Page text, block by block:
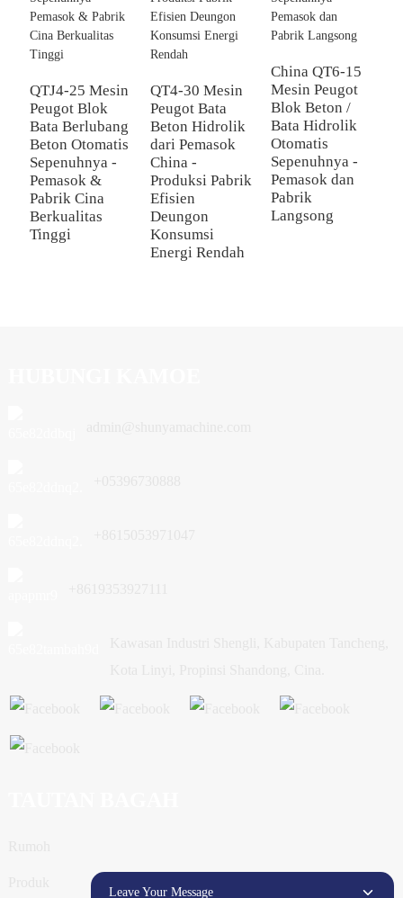
QTJ4-25 Mesin
Peugot Blok
Bata Berlubang
Beton Otomatis
Sepenuhnya -
Pemasok &
Pabrik Cina
Berkualitas
Tinggi
QT4-30 Mesin
Peugot Bata
Beton Hidrolik
dari Pemasok
China -
Produksi Pabrik
Efisien
Deungon
Konsumsi
Energi Rendah
China QT6-15
Mesin Peugot
Blok Beton /
Bata Hidrolik
Otomatis
Sepenuhnya -
Pemasok dan
Pabrik
Langsong
Leave Your Message